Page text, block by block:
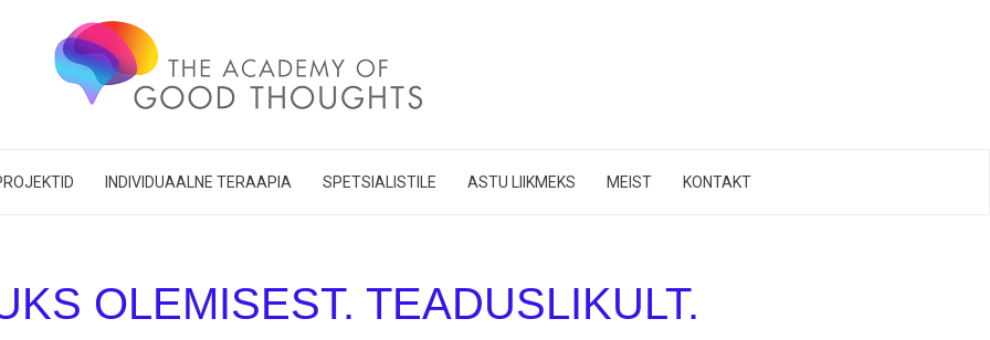
INDIVIDUAALNE TERAAPIA SPETSIALISTILE ASTU LIIKMEKS MEIST KONTAKT
OLEMISEST. TEADUSLIKULT.